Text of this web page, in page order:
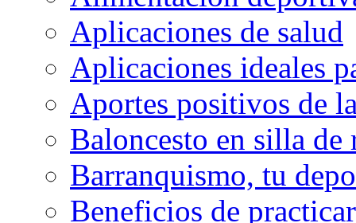
Aplicaciones de salud
Aplicaciones ideales
Aportes positivos de
Baloncesto en silla de
Barranquismo, tu
Beneficios de